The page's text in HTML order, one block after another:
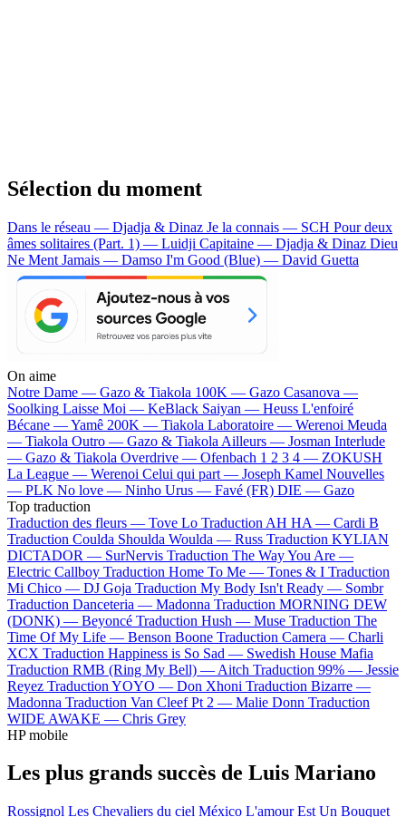
Sélection du moment
Dans le réseau — Djadja & Dinaz Je la connais — SCH Pour deux
âmes solitaires (Part. 1) — Luidji Capitaine — Djadja & Dinaz Dieu
Ne Ment Jamais — Damso I'm Good (Blue) — David Guetta
On aime
Notre Dame — Gazo & Tiakola 100K — Gazo Casanova —
Soolking Laisse Moi — KeBlack Saiyan — Heuss L'enfoiré
Bécane —Yamê 200K — Tiakola Laboratoire — Werenoi Meuda
— Tiakola Outro — Gazo & Tiakola Ailleurs — Josman Interlude
— Gazo & Tiakola Overdrive — Ofenbach 1 2 3 4 — ZOKUSH
La League — Werenoi Celui qui part — Joseph Kamel Nouvelles
— PLK No love — Ninho Urus — Favé (FR) DIE — Gazo
Top traduction
Traduction des fleurs — Tove Lo Traduction AH HA — Cardi B
Traduction Coulda Shoulda Woulda — Russ Traduction KYLIAN
DICTADOR — SurNervis Traduction The Way You Are —
Electric Callboy Traduction Home To Me — Tones & I Traduction
Mi Chico — DJ Goja Traduction My Body Isn't Ready — Sombr
Traduction Danceteria — Madonna Traduction MORNING DEW
(DONK) — Beyoncé Traduction Hush — Muse Traduction The
Time Of My Life — Benson Boone Traduction Camera — Charli
XCX Traduction Happiness is So Sad — Swedish House Mafia
Traduction RMB (Ring My Bell) — Aitch Traduction 99% — Jessie
Reyez Traduction YOYO — Don Xhoni Traduction Bizarre —
Madonna Traduction Van Cleef Pt 2 — Malie Donn Traduction
WIDE AWAKE — Chris Grey
HP mobile
Les plus grands succès de Luis Mariano
Rossignol Les Chevaliers du ciel México L'amour Est Un Bouquet